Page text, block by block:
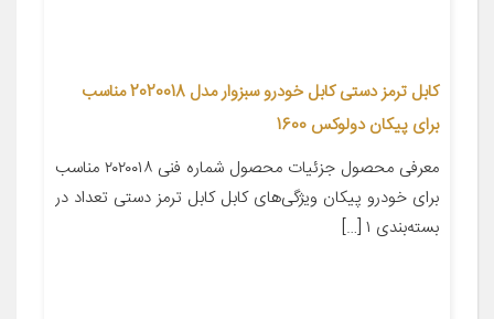
کابل ترمز دستی کابل خودرو سبزوار مدل 2020018 مناسب
برای پیکان دولوکس 1600
معرفی محصول جزئیات محصول شماره فنی ۲۰۲۰۰۱۸ مناسب
برای خودرو پیکان ویژگی‌های کابل کابل ترمز دستی تعداد در
بسته‌بندی ۱ […]